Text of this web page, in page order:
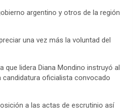
argentino y otros de la región
una vez más la voluntad del
que lidera Diana Mondino instruyó al
candidatura oficialista convocado
a las actas de escrutinio así